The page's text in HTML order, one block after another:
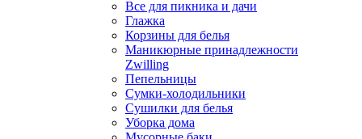
Все для пикника и дачи
Глажка
Корзины для белья
Маникюрные принадлежности
Zwilling
Пепельницы
Сумки-холодильники
Сушилки для белья
Уборка дома